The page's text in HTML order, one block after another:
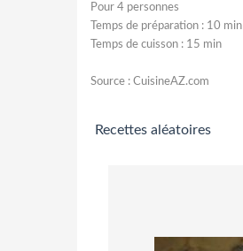
Pour 4 personnes
Temps de préparation : 10 min
Temps de cuisson : 15 min
Source : CuisineAZ.com
Recettes aléatoires